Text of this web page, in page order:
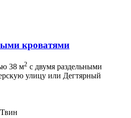
кроватями
38 м2 с двумя раздельными
улицу или Дегтярный